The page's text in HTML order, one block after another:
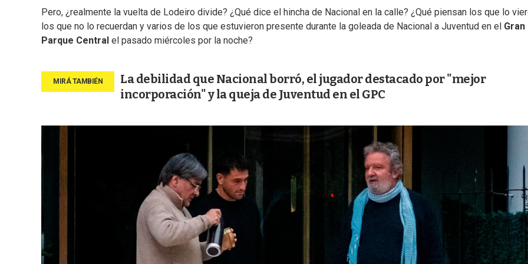
Pero, ¿realmente la vuelta de Lodeiro divide? ¿Qué dice el hincha de Nacional en la calle? ¿Qué piensan los que lo
los que no lo recuerdan y varios de los que estuvieron presente durante la goleada de Nacional a Juventud en el Gran
Parque Central el pasado miércoles por la noche?
La debilidad que Nacional borró, el jugador destacado por "mejor
incorporación" y la queja de Juventud en el GPC